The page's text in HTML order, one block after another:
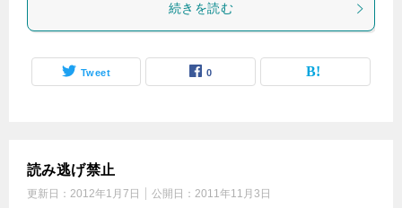
続きを読む
Tweet 0
読み逃げ禁止
更新日： 2012年1月7日 公開日： 2011年11月3日